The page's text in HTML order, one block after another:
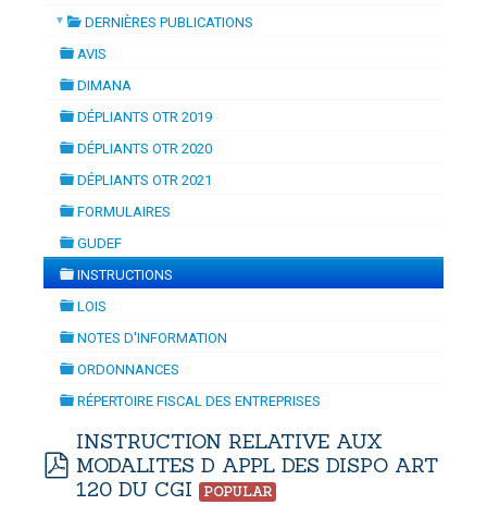
-Tuesday, 14 July 2026 10:30
▼ DERNIÈRES PUBLICATIONS
AVIS
DIMANA
DÉPLIANTS OTR 2019
DÉPLIANTS OTR 2020
DÉPLIANTS OTR 2021
FORMULAIRES
folder
GUDEF
folder
INSTRUCTIONS
LOIS
NOTES D'INFORMATION
ORDONNANCES
RÉPERTOIRE FISCAL DES ENTREPRISES
pdf
INSTRUCTION RELATIVE AUX
MODALITES D APPL DES DISPO ART
120 DU CGI
POPULAR